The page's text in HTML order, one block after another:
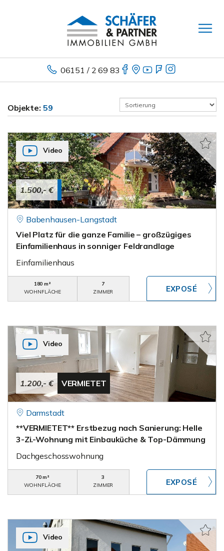
06151 / 2 69 83
Objekte: 59
1.500,- €
Video
Babenhausen-Langstadt
Viel Platz für die ganze Familie – großzügiges
Einfamilienhaus in sonniger Feldrandlage
Einfamilienhaus
180 m²
WOHNFLÄCHE
7
ZIMMER
1.200,- € VERMIETET
Video
Darmstadt
**VERMIETET** Erstbezug nach Sanierung: Helle
3-Zi.-Wohnung mit Einbauküche & Top-Dämmung
Dachgeschosswohnung
70 m²
WOHNFLÄCHE
3
ZIMMER
Video